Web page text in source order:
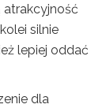
atrakcyjność
silnie
lepiej oddać
dla